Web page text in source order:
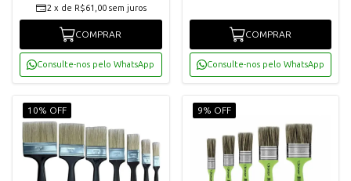
2 x de R$61,00 sem juros
COMPRAR
Consulte-nos pelo WhatsApp
COMPRAR
Consulte-nos pelo WhatsApp
10% OFF 9% OFF